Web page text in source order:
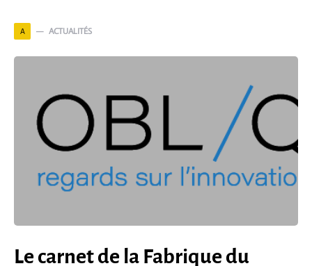
A ACTUALITÉS
Le carnet de la Fabrique du